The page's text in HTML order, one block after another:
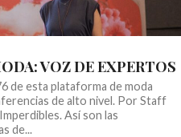
VOZ DE EXPERTOS
de esta plataforma de moda
de alto nivel. Por Staff
Así son las
de...